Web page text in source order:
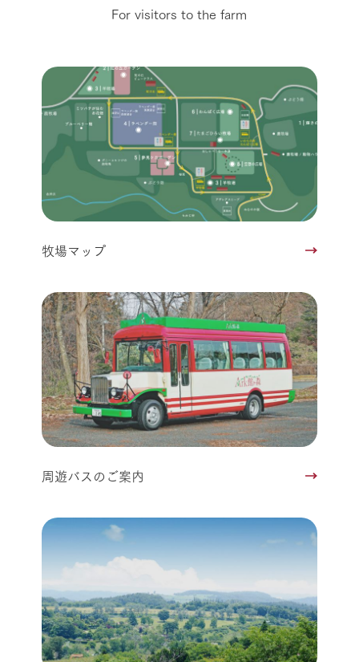
For visitors to the farm
牧場マップ
周遊バスのご案内